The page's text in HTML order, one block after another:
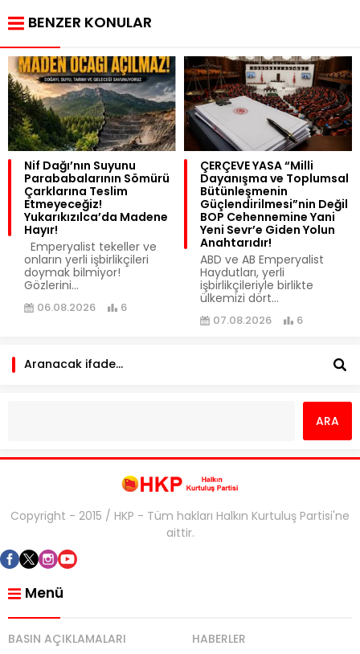
BENZER KONULAR
Nif Dağı’nın Suyunu
Parababalarının Sömürü
Çarklarına Teslim
Etmeyeceğiz!
Yukarıkızılca’da Madene
Hayır!
Emperyalist tekeller ve
onların yerli işbirlikçileri
doymak bilmiyor!
Gözlerini...
06.08.2026 6
ÇERÇEVE YASA “Milli
Dayanışma ve Toplumsal
Bütünleşmenin
Güçlendirilmesi”nin Değil
BOP Cehennemine Yani
Yeni Sevr’e Giden Yolun
Anahtarıdır!
​ABD ve AB Emperyalist
Haydutları, yerli
işbirlikçileriyle birlikte
ülkemizi dört...
07.08.2026 6
Copyright - 2015 / HKP - Tüm hakları Halkın Kurtuluş Partisi'ne
aittir.
Menü
BASIN AÇIKLAMALARI HABERLER